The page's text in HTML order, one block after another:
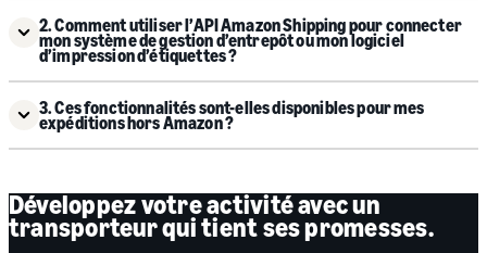
2. Comment utiliser l’API Amazon Shipping pour connecter
mon système de gestion d’entrepôt ou mon logiciel
d’impression d’étiquettes ?
3. Ces fonctionnalités sont-elles disponibles pour mes
expéditions hors Amazon ?
Développez votre activité avec un
transporteur qui tient ses promesses.